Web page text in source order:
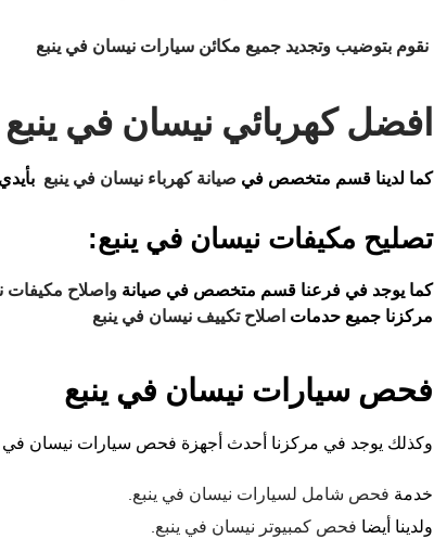
نقوم بتوضيب وتجديد جميع مكائن سيارات نيسان في ينبع
افضل كهربائي نيسان في ينبع
كما لدينا قسم متخصص في صيانة كهرباء نيسان في ينبع
تصليح مكيفات نيسان في ينبع:
كما يوجد في فرعنا قسم متخصص في صيانة واصلاح مكيفات
مركزنا جميع حدمات اصلاح تكييف نيسان في ينبع
فحص سيارات نيسان في ينبع
وكذلك يوجد في مركزنا أحدث أجهزة فحص سيارات نيسان في
خدمة فحص شامل لسيارات نيسان في ينبع.
ولدينا أيضا فحص كمبيوتر نيسان في ينبع.